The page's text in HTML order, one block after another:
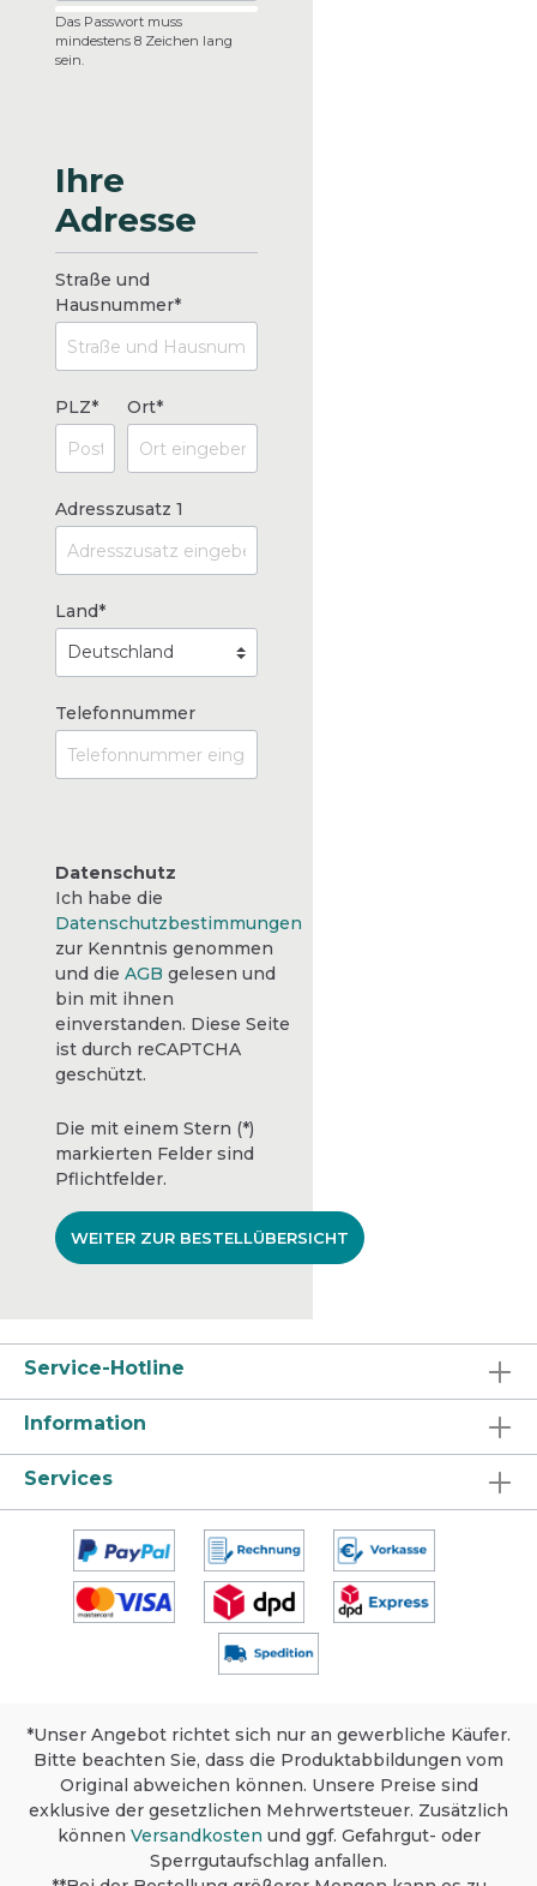
Das Passwort muss
mindestens 8 Zeichen lang
sein.
Ihre
Adresse
Straße und
Hausnummer*
PLZ* Ort*
Adresszusatz 1
Land*
Telefonnummer
Datenschutz
Ich habe die
Datenschutzbestimmungen
zur Kenntnis genommen
und die AGB gelesen und
bin mit ihnen
einverstanden. Diese Seite
ist durch reCAPTCHA
geschützt.
Die mit einem Stern (*)
markierten Felder sind
Pflichtfelder.
WEITER ZUR BESTELLÜBERSICHT
Service-Hotline
Information
Services
*Unser Angebot richtet sich nur an gewerbliche Käufer.
Bitte beachten Sie, dass die Produktabbildungen vom
Original abweichen können. Unsere Preise sind
exklusive der gesetzlichen Mehrwertsteuer. Zusätzlich
können Versandkosten und ggf. Gefahrgut- oder
Sperrgutaufschlag anfallen.